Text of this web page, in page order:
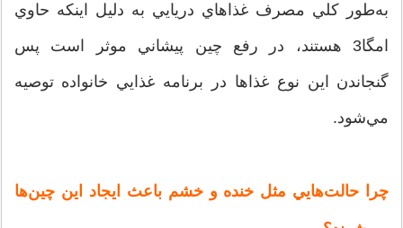
به‌طور كلي مصرف غذاهاي دريايي به دليل اينكه حاوي
امگا3 هستند، در رفع چين پيشاني موثر است پس
گنجاندن اين نوع غذاها در برنامه غذايي خانواده توصيه
مي‌شود.
چرا حالت‌هايي مثل خنده و خشم باعث ايجاد اين چين‌ها